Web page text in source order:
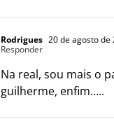
Rodrigues 20 de agosto de
Responder
Na real, sou mais o
guilherme, enfim…..